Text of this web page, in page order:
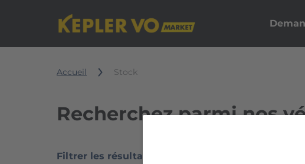
Accueil Stock
Recherchez parmi nos
Filtrer les résultats